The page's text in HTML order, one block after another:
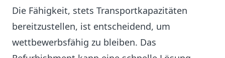
Die Fähigkeit, stets Transportkapazitäten
bereitzustellen, ist entscheidend, um
wettbewerbsfähig zu bleiben. Das